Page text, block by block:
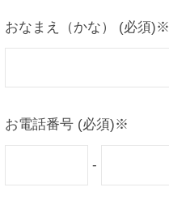
おなまえ（かな） (必須)※
お電話番号 (必須)※
-